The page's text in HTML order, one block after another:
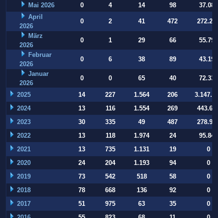
Mai 2026 0 4 14 98
37.084
April
2026
0 2 41 472
März
2026
0 1 29 66
55.794
Februar
2026
0 6 38 89
43.197
Januar
2026
0 0 65 40 72.332
2025 14 227 1.564 206
2024
13 116 1.554 269
2023
30 335 49 487
2022
13 118 1.974 24
95.847
2021
13 735 1.131 19
0
2020
24 204 1.193 94
0
2019
73 542 518 58
0
2018
78 668 136 92
0
2017
51 975 63 35
0